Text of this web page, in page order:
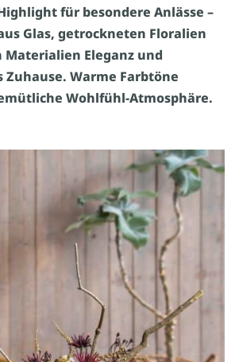
für besondere Anlässe –
Glas, getrockneten Floralien
Eleganz und
Zuhause. Warme Farbtöne
Wohlfühl-Atmosphäre.